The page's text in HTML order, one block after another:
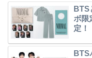
BTS
ボ限
定！
BTS